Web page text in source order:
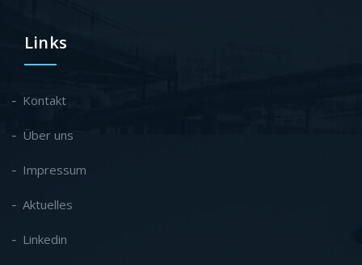
Links
Kontakt
Über uns
Impressum
Aktuelles
Linkedin